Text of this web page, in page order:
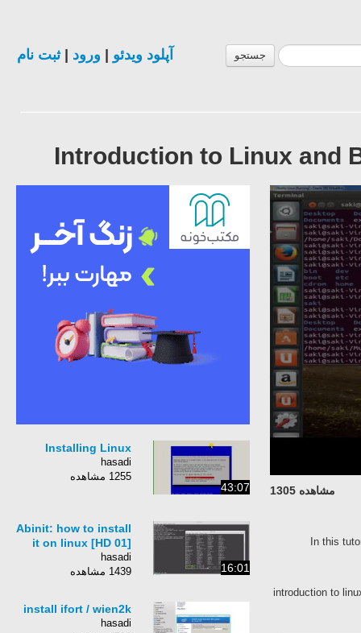
جستجو آپلود ویدئو ورود |ثبت نام
Introduction to Linux and
مشاهده 1305
In this
introduction to
43:07
Installing Linux
hasadi
1255 مشاهده
16:01
Abinit: how to install
it on linux [HD 01]
hasadi
1439 مشاهده
install ifort / wien2k
hasadi